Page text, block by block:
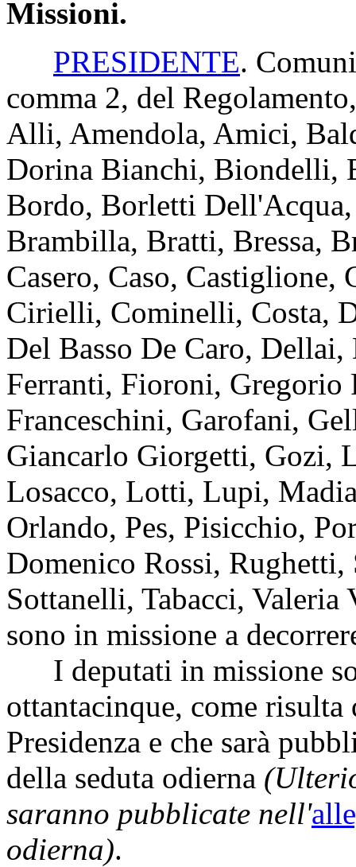
Missioni.
PRESIDENTE.
comma 2, del
Alli, Amendola, Amici,
Dorina Bianchi, Biondelli,
Bordo, Borletti
Brambilla, Bratti, Bressa,
Casero, Caso,
Cirielli, Cominelli, Costa,
Del Basso De Caro,
Ferranti, Fioroni, Gregorio
Franceschini, Garofani,
Giancarlo Giorgetti, Gozi,
Losacco, Lotti, Lupi,
Orlando, Pes, Pisicchio,
Domenico Rossi, Rughetti,
Sottanelli, Tabacci,
sono in missione a
I deputati in missione
ottantacinque, come
Presidenza e che sarà
della seduta odierna
saranno pubblicate nell'
odierna).